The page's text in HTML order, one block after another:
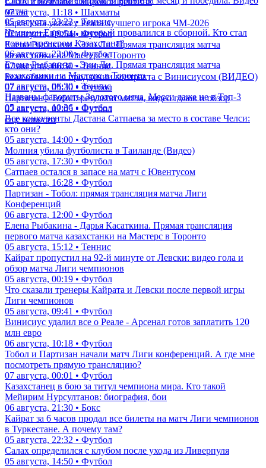
07 августа, 11:18 • Шахматы
Барселона увела у Реала лучшего игрока ЧМ-2026
07 августа, 09:54 • Футбол
Елена Рыбакина - Энн Ли. Прямая трансляция матча
казахстанки на Мастерс в Торонто
07 августа, 06:30 • Теннис
Реал объявил о продлении контракта с Винисиусом (ВИДЕО)
07 августа, 05:30 • Футбол
Партизан - Тобол: результат матча, видео голов и обзор
07 августа, 02:05 • Футбол
еще новости
матча
05 августа, 23:23 • Теннис
Чемпион Европы, который провалился в сборной. Кто стал
новым тренером Казахстана?
06 августа, 22:00 • Футбол
Елена Рыбакина - Энн Ли. Прямая трансляция матча
казахстанки на Мастерс в Торонто
07 августа, 06:30 • Теннис
Названы фавориты Золотого мяча. Месси даже не в Топ-3
05 августа, 10:36 • Футбол
Все конкуренты Дастана Сатпаева за место в составе Челси:
кто они?
05 августа, 14:00 • Футбол
Молния убила футболиста в Таиланде (Видео)
05 августа, 17:30 • Футбол
Сатпаев остался в запасе на матч с Ювентусом
05 августа, 16:28 • Футбол
Партизан - Тобол: прямая трансляция матча Лиги
Конференций
06 августа, 12:00 • Футбол
Елена Рыбакина - Дарья Касаткина. Прямая трансляция
первого матча казахстанки на Мастерс в Торонто
05 августа, 15:12 • Теннис
Кайрат пропустил на 92-й минуте от Левски: видео гола и
обзор матча Лиги чемпионов
05 августа, 00:19 • Футбол
Что сказали тренеры Кайрата и Левски после первой игры
Лиги чемпионов
05 августа, 09:41 • Футбол
Винисиус удалил все о Реале - Арсенал готов заплатить 120
млн евро
06 августа, 10:18 • Футбол
Тобол и Партизан начали матч Лиги конференций. А где мне
посмотреть прямую трансляцию?
07 августа, 00:01 • Футбол
Казахстанец в бою за титул чемпиона мира. Кто такой
Мейирим Нурсултанов: биография, бои
06 августа, 21:30 • Бокс
Кайрат за 6 часов продал все билеты на матч Лиги чемпионов
в Туркестане. А почему там?
05 августа, 22:32 • Футбол
Салах определился с клубом после ухода из Ливерпуля
05 августа, 14:50 • Футбол